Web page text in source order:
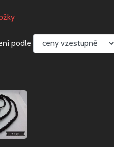
podle